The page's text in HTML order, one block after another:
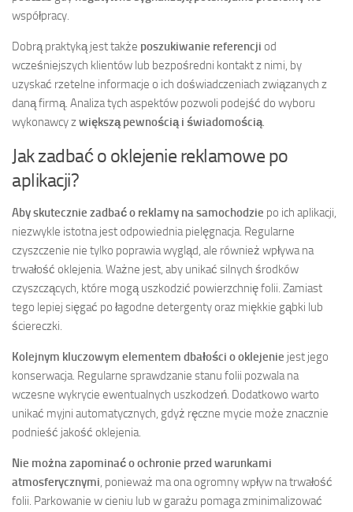
współpracy.
Dobrą praktyką jest także poszukiwanie referencji od
wcześniejszych klientów lub bezpośredni kontakt z nimi, by
uzyskać rzetelne informacje o ich doświadczeniach związanych z
daną firmą. Analiza tych aspektów pozwoli podejść do wyboru
wykonawcy zwiększą pewnością i świadomością.
Jak zadbać o oklejenie reklamowe po
aplikacji?
Aby skutecznie zadbać o reklamy na samochodzie po ich aplikacji,
niezwykle istotna jest odpowiednia pielęgnacja. Regularne
czyszczenie nie tylko poprawia wygląd, ale również wpływa na
trwałość oklejenia. Ważne jest, aby unikać silnych środków
czyszczących, które mogą uszkodzić powierzchnię folii. Zamiast
tego lepiej sięgać po łagodne detergenty oraz miękkie gąbki lub
ściereczki.
Kolejnym kluczowym elementem dbałości o oklejenie jest jego
konserwacja. Regularne sprawdzanie stanu folii pozwala na
wczesne wykrycie ewentualnych uszkodzeń. Dodatkowo warto
unikać myjni automatycznych, gdyż ręczne mycie może znacznie
podnieść jakość oklejenia.
Nie można zapominać o ochronie przed warunkami
atmosferycznymi, ponieważ ma ona ogromny wpływ na trwałość
folii. Parkowanie w cieniu lub w garażu pomaga zminimalizować